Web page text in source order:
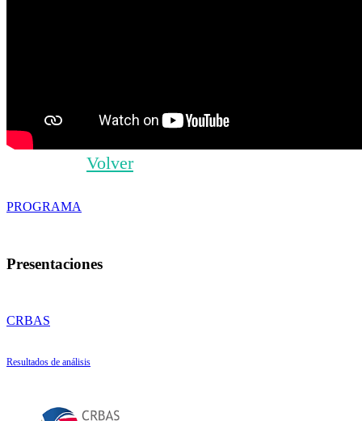
Volver
PROGRAMA
Presentaciones
CRBAS
Resultados de análisis